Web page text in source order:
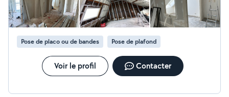
Pose de placo ou de bandes Pose de plafond
Voir le profil Contacter